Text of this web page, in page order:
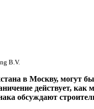
B.V.
в Москву, могут
действует,
обсуждают